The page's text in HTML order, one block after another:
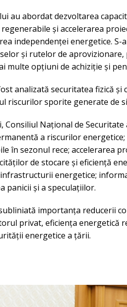
au abordat dezvoltarea
și accelerarea
independenței energetice. S-
și rutelor de aprovizionare,
multe opțiuni de achiziție și
analizată securitatea fizică
riscurilor sporite generate de
Consiliul Național de Securitate
a riscurilor
în sezonul rece; accelerarea
de stocare și eficiență
energetice;
panicii și a speculațiilor.
importanța reducerii
privat, eficiența energetică
energetice a țării.